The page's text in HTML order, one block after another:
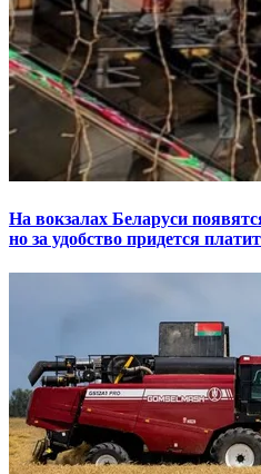
На вокзалах Беларуси
но за удобство придется